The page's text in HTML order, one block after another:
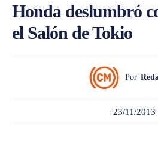
Honda deslumbró
el Salón de Tokio
Por
23/11/2013